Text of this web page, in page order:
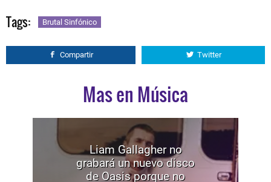
Tags: Brutal Sinfónico
Compartir Twitter
Mas en Música
Liam Gallagher no
grabará un nuevo disco
de Oasis porque no